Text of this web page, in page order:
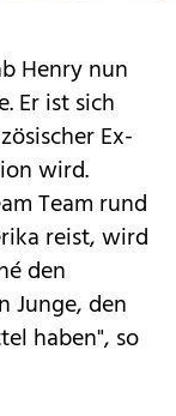
Henry nun
Er ist sich
Ex-
wird.
Team rund
reist, wird
den
Junge, den
haben", so